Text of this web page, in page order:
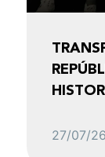
27/07/26